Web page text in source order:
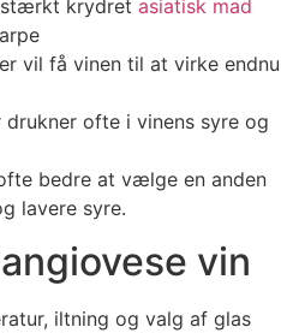
krydret asiatisk mad
vil få vinen til at virke endnu
ofte i vinens syre og
bedre at vælge en anden
lavere syre.
vin
iltning og valg af glas